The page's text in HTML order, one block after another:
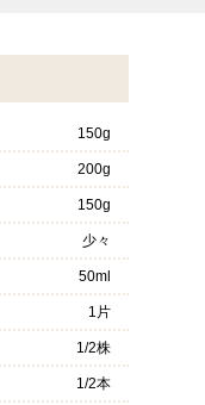
150g
200g
150g
少々
50ml
1片
1/2株
1/2本